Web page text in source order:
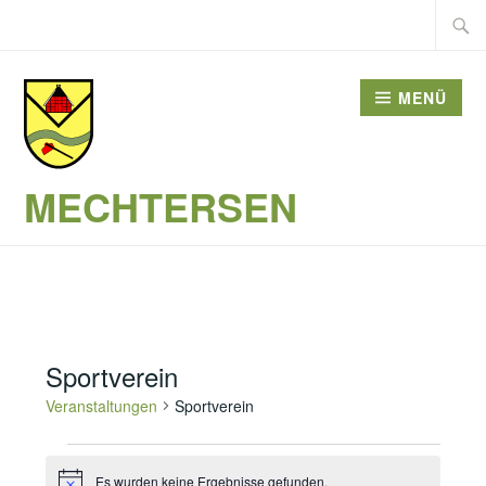
springen
Suche
MECHTERSEN
MENÜ
Sportverein
Veranstaltungen Sportverein
Veranstaltungen
Es wurden keine Ergebnisse gefunden.